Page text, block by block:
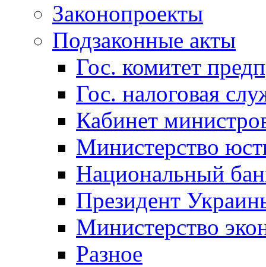
Законопроекты
Подзаконные акты
Гос. комитет
Гос. налоговая
Кабинет
Министерство
Национальный
Президент
Министерство
Разное